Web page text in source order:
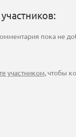
пока не
участником, чтобы